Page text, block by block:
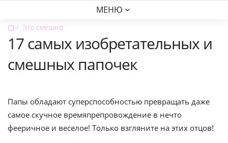
МЕНЮ
▢ Это смешно
17 самых изобретательных и
смешных папочек
Папы обладают суперспособностью превращать даже
самое скучное времяпрепровождение в нечто
фееричное и веселое! Только взгляните на этих отцов!